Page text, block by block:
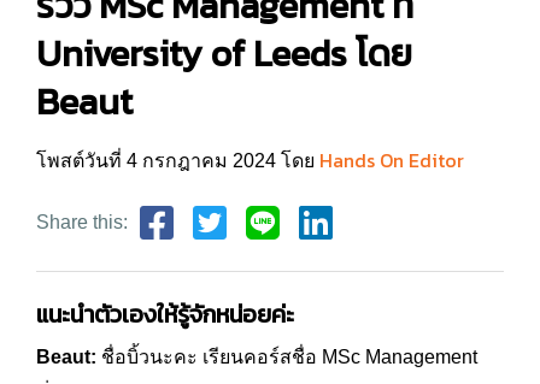
University of Leeds โดย
Beaut
โพสต์วันที่ 4 กรกฎาคม 2024 โดย Hands On Editor
Share this:
แนะนำตัวเองให้รู้จักหน่อยค่ะ
Beaut: ชื่อบิ้วนะคะ เรียนคอร์สชื่อ MSc Management